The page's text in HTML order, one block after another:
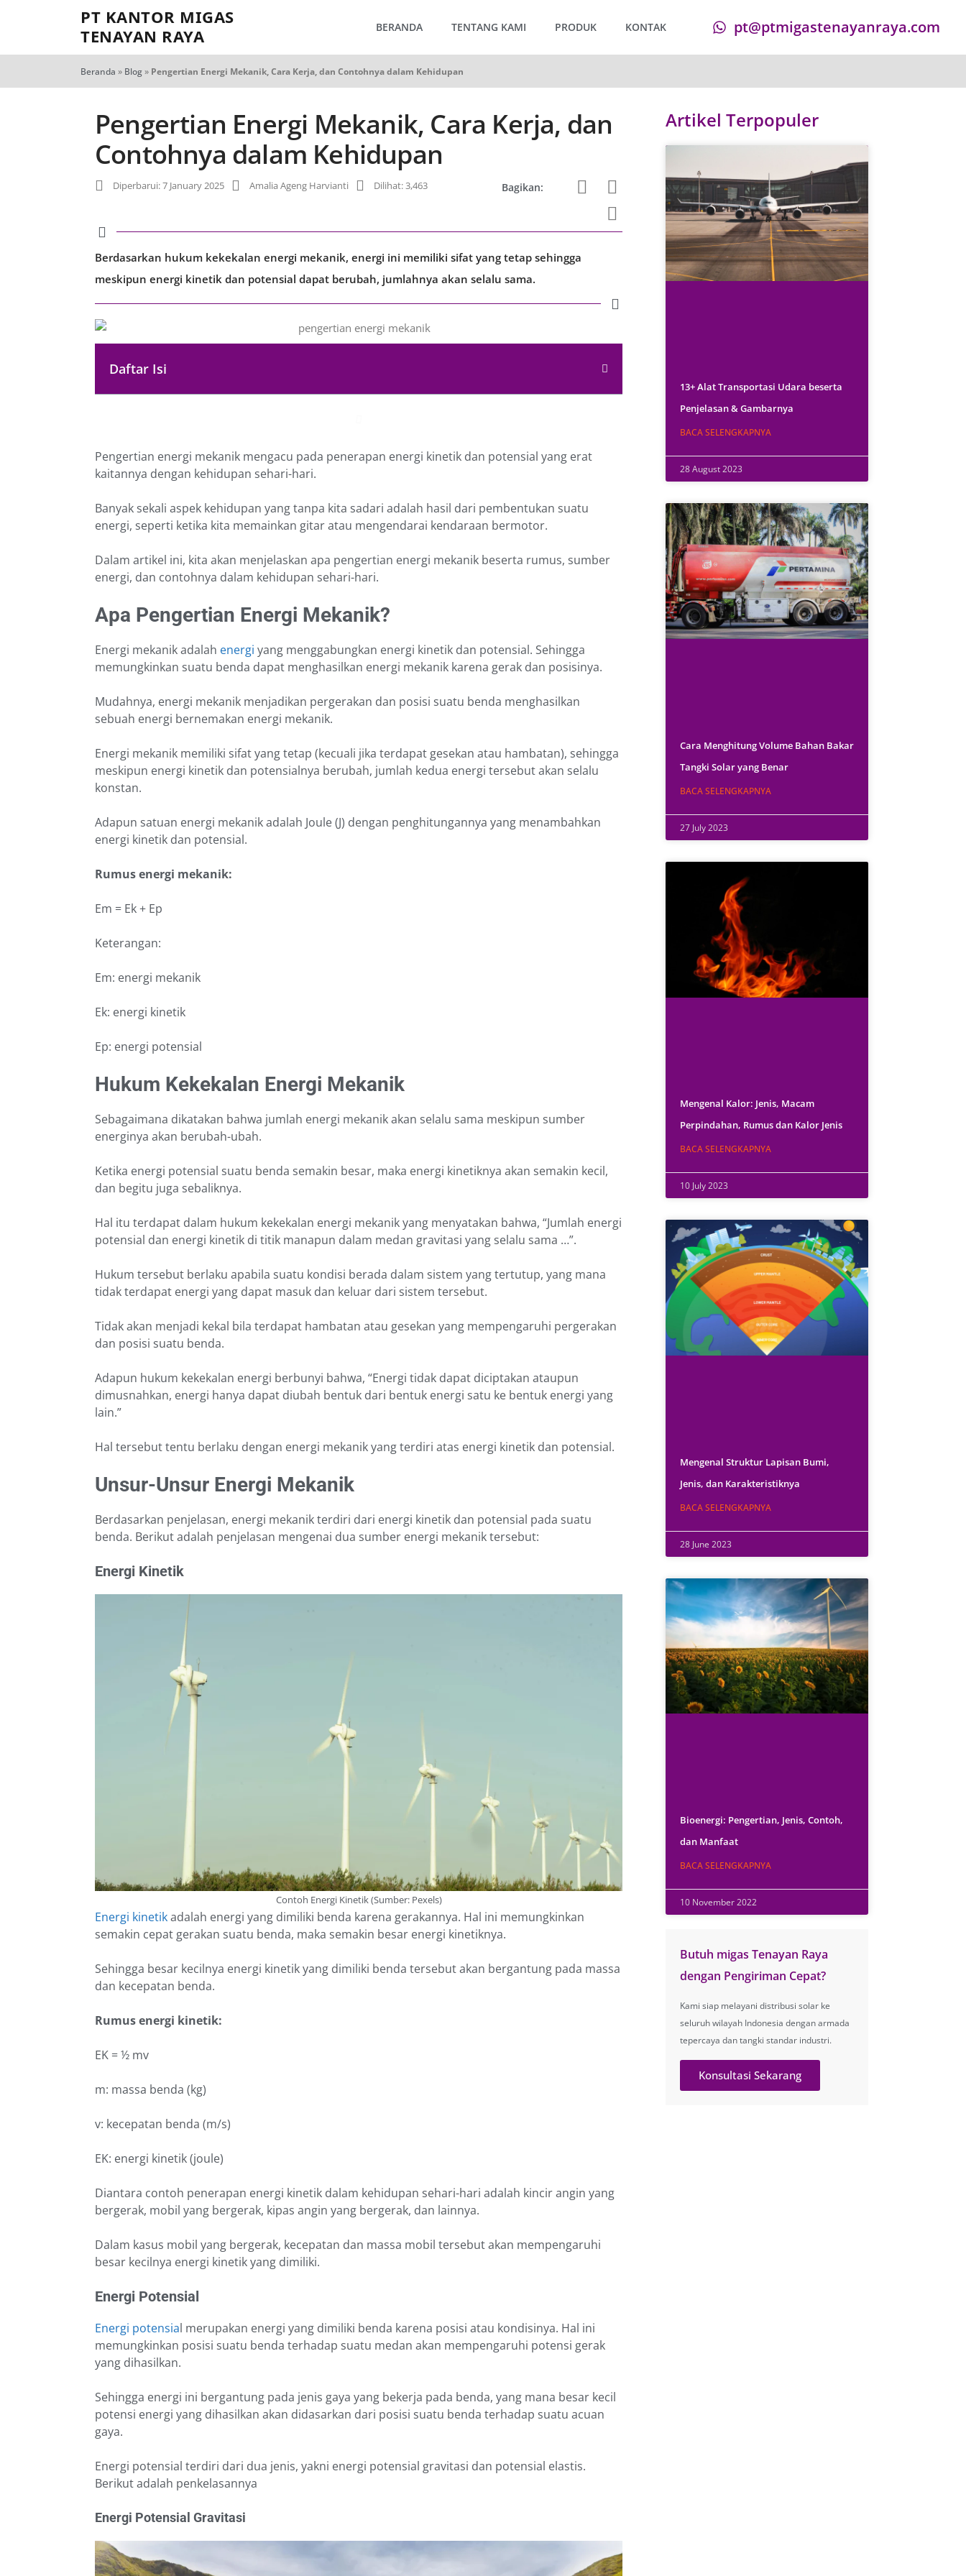
PT KANTOR MIGAS
TENAYAN RAYA
BERANDA TENTANG KAMI PRODUK KONTAK pt@ptmigastenayanraya.com
Beranda » Blog» Pengertian Energi Mekanik, Cara Kerja, dan Contohnya dalam Kehidupan
Pengertian Energi Mekanik, Cara Kerja, dan
Contohnya dalam Kehidupan
Diperbarui: 7 January 2025 Amalia Ageng Harvianti Dilihat: 3,463 Bagikan:
Berdasarkan hukum kekekalan energi mekanik, energi ini memiliki sifat yang tetap sehingga
meskipun energi kinetik dan potensial dapat berubah, jumlahnya akan selalu sama.
Daftar Isi
Pengertian energi mekanik mengacu pada penerapan energi kinetik dan potensial yang erat
kaitannya dengan kehidupan sehari-hari.
Banyak sekali aspek kehidupan yang tanpa kita sadari adalah hasil dari pembentukan suatu
energi, seperti ketika kita memainkan gitar atau mengendarai kendaraan bermotor.
Dalam artikel ini, kita akan menjelaskan apa pengertian energi mekanik beserta rumus, sumber
energi, dan contohnya dalam kehidupan sehari-hari.
Apa Pengertian Energi Mekanik?
Energi mekanik adalah energi yang menggabungkan energi kinetik dan potensial. Sehingga
memungkinkan suatu benda dapat menghasilkan energi mekanik karena gerak dan posisinya.
Mudahnya, energi mekanik menjadikan pergerakan dan posisi suatu benda menghasilkan
sebuah energi bernemakan energi mekanik.
Energi mekanik memiliki sifat yang tetap (kecuali jika terdapat gesekan atau hambatan), sehingga
meskipun energi kinetik dan potensialnya berubah, jumlah kedua energi tersebut akan selalu
konstan.
Adapun satuan energi mekanik adalah Joule (J) dengan penghitungannya yang menambahkan
energi kinetik dan potensial.
Rumus energi mekanik:
Em = Ek + Ep
Keterangan:
Em: energi mekanik
Ek: energi kinetik
Ep: energi potensial
Hukum Kekekalan Energi Mekanik
Sebagaimana dikatakan bahwa jumlah energi mekanik akan selalu sama meskipun sumber
energinya akan berubah-ubah.
Ketika energi potensial suatu benda semakin besar, maka energi kinetiknya akan semakin kecil,
dan begitu juga sebaliknya.
Hal itu terdapat dalam hukum kekekalan energi mekanik yang menyatakan bahwa, “Jumlah energi
potensial dan energi kinetik di titik manapun dalam medan gravitasi yang selalu sama …”.
Hukum tersebut berlaku apabila suatu kondisi berada dalam sistem yang tertutup, yang mana
tidak terdapat energi yang dapat masuk dan keluar dari sistem tersebut.
Tidak akan menjadi kekal bila terdapat hambatan atau gesekan yang mempengaruhi pergerakan
dan posisi suatu benda.
Adapun hukum kekekalan energi berbunyi bahwa, “Energi tidak dapat diciptakan ataupun
dimusnahkan, energi hanya dapat diubah bentuk dari bentuk energi satu ke bentuk energi yang
lain.”
Hal tersebut tentu berlaku dengan energi mekanik yang terdiri atas energi kinetik dan potensial.
Unsur-Unsur Energi Mekanik
Berdasarkan penjelasan, energi mekanik terdiri dari energi kinetik dan potensial pada suatu
benda. Berikut adalah penjelasan mengenai dua sumber energi mekanik tersebut:
Energi Kinetik
Contoh Energi Kinetik (Sumber: Pexels)
Energi kinetikadalah energi yang dimiliki benda karena gerakannya. Hal ini memungkinkan
semakin cepat gerakan suatu benda, maka semakin besar energi kinetiknya.
Sehingga besar kecilnya energi kinetik yang dimiliki benda tersebut akan bergantung pada massa
dan kecepatan benda.
Rumus energi kinetik:
EK = ½ mv
m: massa benda (kg)
v: kecepatan benda (m/s)
EK: energi kinetik (joule)
Diantara contoh penerapan energi kinetik dalam kehidupan sehari-hari adalah kincir angin yang
bergerak, mobil yang bergerak, kipas angin yang bergerak, dan lainnya.
Dalam kasus mobil yang bergerak, kecepatan dan massa mobil tersebut akan mempengaruhi
besar kecilnya energi kinetik yang dimiliki.
Energi Potensial
Energi potensial merupakan energi yang dimiliki benda karena posisi atau kondisinya. Hal ini
memungkinkan posisi suatu benda terhadap suatu medan akan mempengaruhi potensi gerak
yang dihasilkan.
Sehingga energi ini bergantung pada jenis gaya yang bekerja pada benda, yang mana besar kecil
potensi energi yang dihasilkan akan didasarkan dari posisi suatu benda terhadap suatu acuan
gaya.
Energi potensial terdiri dari dua jenis, yakni energi potensial gravitasi dan potensial elastis.
Berikut adalah penkelasannya
Energi Potensial Gravitasi
Artikel Terpopuler
13+ Alat Transportasi Udara beserta
Penjelasan & Gambarnya
BACA SELENGKAPNYA
28 August 2023
Cara Menghitung Volume Bahan Bakar
Tangki Solar yang Benar
BACA SELENGKAPNYA
27 July 2023
Mengenal Kalor: Jenis, Macam
Perpindahan, Rumus dan Kalor Jenis
BACA SELENGKAPNYA
10 July 2023
Mengenal Struktur Lapisan Bumi,
Jenis, dan Karakteristiknya
BACA SELENGKAPNYA
28 June 2023
Bioenergi: Pengertian, Jenis, Contoh,
dan Manfaat
BACA SELENGKAPNYA
10 November 2022
Butuh migas Tenayan Raya
dengan Pengiriman Cepat?
Kami siap melayani distribusi solar ke
seluruh wilayah Indonesia dengan armada
tepercaya dan tangki standar industri.
Konsultasi Sekarang